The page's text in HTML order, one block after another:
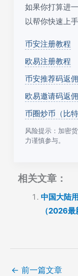
如果你打算进
以帮你快速上手
币安注册教程
欧易注册教程
币安推荐码返佣
欧易邀请码返佣
币圈炒币（比
风险提示：加密
力谨慎参与。
相关文章：
中国大陆
（2026最
← 前一篇文章